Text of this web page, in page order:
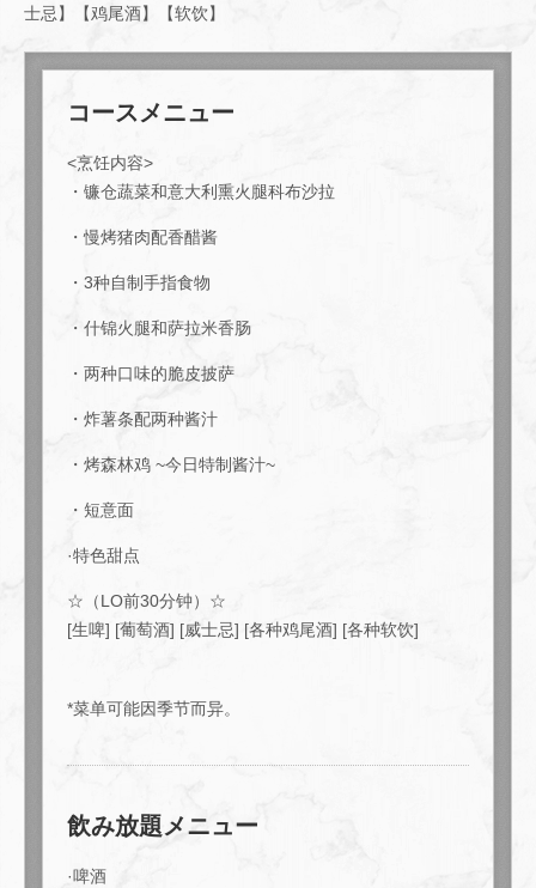
士忌】【鸡尾酒】【软饮】
コースメニュー
<烹饪内容>
・镰仓蔬菜和意大利熏火腿科布沙拉
・慢烤猪肉配香醋酱
・3种自制手指食物
・什锦火腿和萨拉米香肠
・两种口味的脆皮披萨
・炸薯条配两种酱汁
・烤森林鸡 ~今日特制酱汁~
・短意面
·特色甜点
☆（LO前30分钟）☆
[生啤] [葡萄酒] [威士忌] [各种鸡尾酒] [各种软饮]
*菜单可能因季节而异。
飲み放題メニュー
·啤酒